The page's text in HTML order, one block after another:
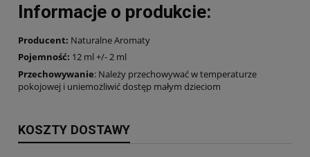
Informacje o produkcie:
Producent: Naturalne Aromaty
Pojemność: 12 ml +/- 2 ml
Przechowywanie: Należy przechowywać w temperaturze
pokojowej i uniemożliwić dostęp małym dzieciom
KOSZTY DOSTAWY